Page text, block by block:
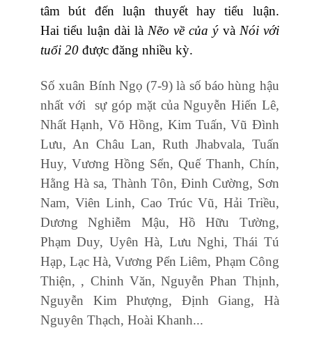
tâm bút đến luận thuyết hay tiểu luận.
Hai tiểu luận dài là Nẽo về của ývà Nói với
tuổi 20 được đăng nhiều kỳ.
Số xuân Bính Ngọ (7-9) là số báo hùng hậu
nhất với sự góp mặt của Nguyễn Hiến Lê,
Nhất Hạnh, Võ Hồng, Kim Tuấn, Vũ Đình
Lưu, An Châu Lan, Ruth Jhabvala, Tuấn
Huy, Vương Hồng Sển, Quế Thanh, Chín,
Hằng Hà sa, Thành Tôn, Đinh Cường, Sơn
Nam, Viên Linh, Cao Trúc Vũ, Hải Triều,
Dương Nghiễm Mậu, Hồ Hữu Tường,
Phạm Duy, Uyên Hà, Lưu Nghi, Thái Tú
Hạp, Lạc Hà, Vương Pển Liêm, Phạm Công
Thiện, , Chinh Văn, Nguyễn Phan Thịnh,
Nguyễn Kim Phượng, Định Giang, Hà
Nguyên Thạch, Hoài Khanh...